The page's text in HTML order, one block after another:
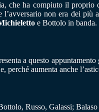
che ha compiuto il
non era dei
e Bottolo in banda.
a questo
perché aumenta anche
Russo, Galassi;